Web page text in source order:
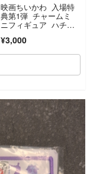
映画ちいかわ 入場特
典第1弾 チャームミ
ニフィギュア ハチワ
¥3,000